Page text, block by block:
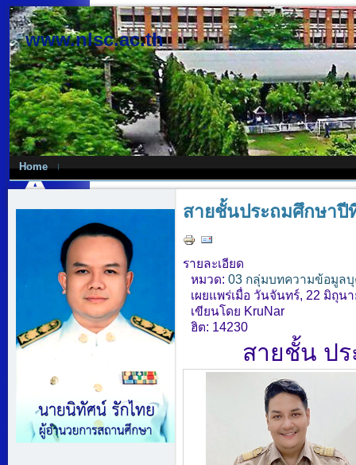
www.nlsc.ac.th
Home
สายชั้นประถมศึกษาปี
รายละเอียด
หมวด: 03 กลุ่มบทความข้อมูลบุ
เผยแพร่เมื่อ วันจันทร์, 22 มิถุน
เขียนโดย KruNar
ฮิต: 14230
สายชั้น ป